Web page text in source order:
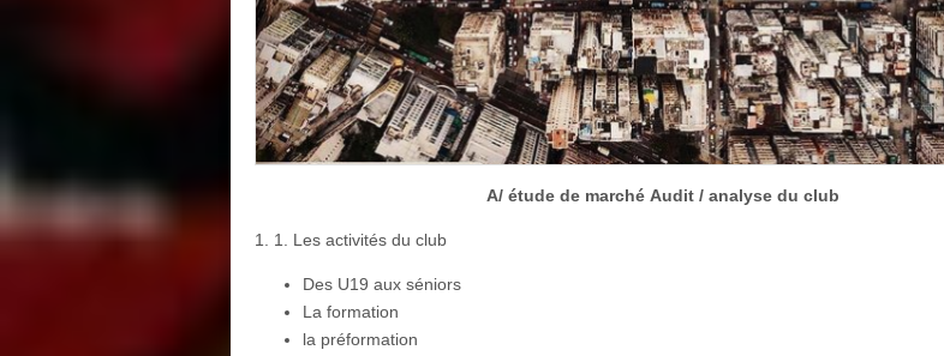
A/ étude de marché Audit / analyse du club
1. 1. Les activités du club
Des U19 aux séniors
La formation
la préformation